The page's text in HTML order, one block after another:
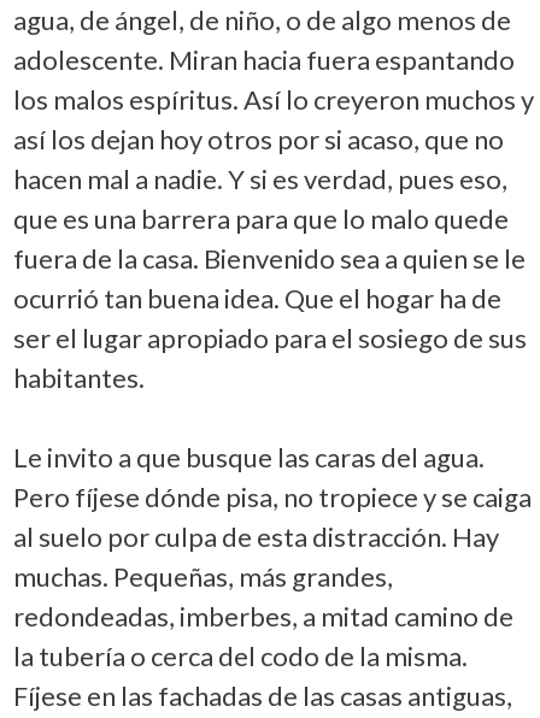
agua, de ángel, de niño, o de algo menos de
adolescente. Miran hacia fuera espantando
los malos espíritus. Así lo creyeron muchos y
así los dejan hoy otros por si acaso, que no
hacen mal a nadie. Y si es verdad, pues eso,
que es una barrera para que lo malo quede
fuera de la casa. Bienvenido sea a quien se le
ocurrió tan buena idea. Que el hogar ha de
ser el lugar apropiado para el sosiego de sus
habitantes.
Le invito a que busque las caras del agua.
Pero fíjese dónde pisa, no tropiece y se caiga
al suelo por culpa de esta distracción. Hay
muchas. Pequeñas, más grandes,
redondeadas, imberbes, a mitad camino de
la tubería o cerca del codo de la misma.
Fíjese en las fachadas de las casas antiguas,